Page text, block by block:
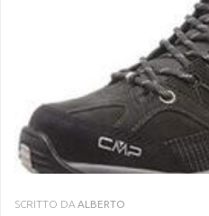
SCRITTO DA ALBERTO